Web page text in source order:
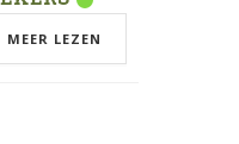
MEER LEZEN